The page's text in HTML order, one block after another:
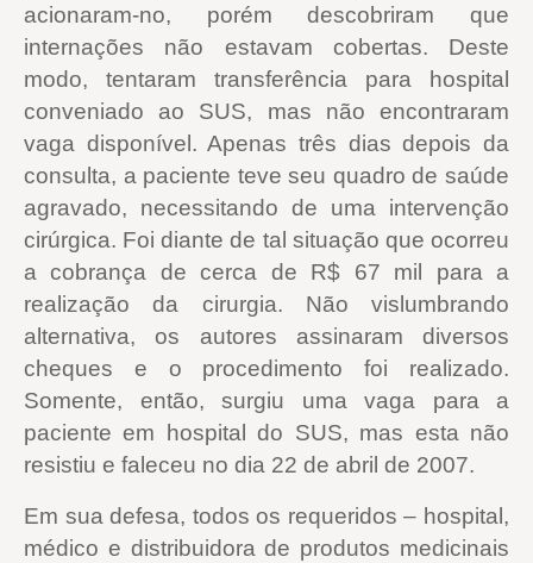
acionaram-no, porém descobriram que
internações não estavam cobertas. Deste
modo, tentaram transferência para hospital
conveniado ao SUS, mas não encontraram
vaga disponível. Apenas três dias depois da
consulta, a paciente teve seu quadro de saúde
agravado, necessitando de uma intervenção
cirúrgica. Foi diante de tal situação que ocorreu
a cobrança de cerca de R$ 67 mil para a
realização da cirurgia. Não vislumbrando
alternativa, os autores assinaram diversos
cheques e o procedimento foi realizado.
Somente, então, surgiu uma vaga para a
paciente em hospital do SUS, mas esta não
resistiu e faleceu no dia 22 de abril de 2007.
Em sua defesa, todos os requeridos – hospital,
médico e distribuidora de produtos medicinais